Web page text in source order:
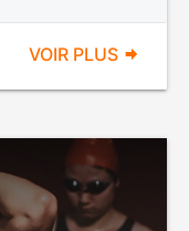
VOIR PLUS